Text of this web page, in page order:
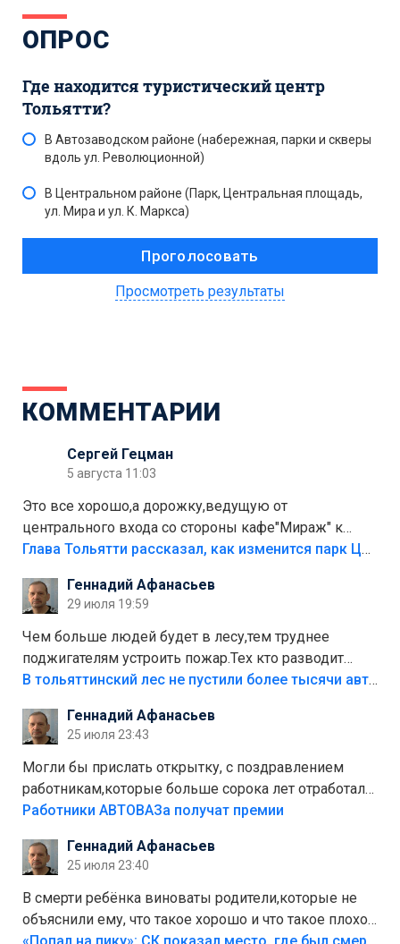
ОПРОС
Где находится туристический центр
Тольятти?
В Автозаводском районе (набережная, парки и скверы
вдоль ул. Революционной)
В Центральном районе (Парк, Центральная площадь,
ул. Мира и ул. К. Маркса)
Просмотреть результаты
КОММЕНТАРИИ
Сергей Гецман
5 августа 11:03
Это все хорошо,а дорожку,ведущую от
центрального входа со стороны кафе"Мираж" к
аттракционам слабо доделать?А то бордюры
лежала в парке и испортилась.Да еще,видимо,часть
украли.
Глава Тольятти рассказал, как изменится парк Центрального района
Геннадий Афанасьев
29 июля 19:59
Чем больше людей будет в лесу,тем труднее
поджигателям устроить пожар.Тех кто разводит
костры,тех надо безбожно штрафовать.Камер полно
Штрафы мизерные.
В тольяттинский лес не пустили более тысячи автомобилей
Геннадий Афанасьев
25 июля 23:43
Могли бы прислать открытку, с поздравлением
работникам,которые больше сорока лет отработали
на предприятии.
Работники АВТОВАЗа получат премии
Геннадий Афанасьев
25 июля 23:40
В смерти ребёнка виноваты родители,которые не
объяснили ему, что такое хорошо и что такое плохо!